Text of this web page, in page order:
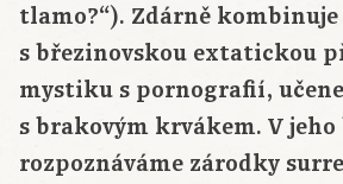
tlamo?“). Zdárně
s březinovskou extatickou
mystiku s pornografií,
s brakovým krvákem. V
rozpoznáváme zárodky